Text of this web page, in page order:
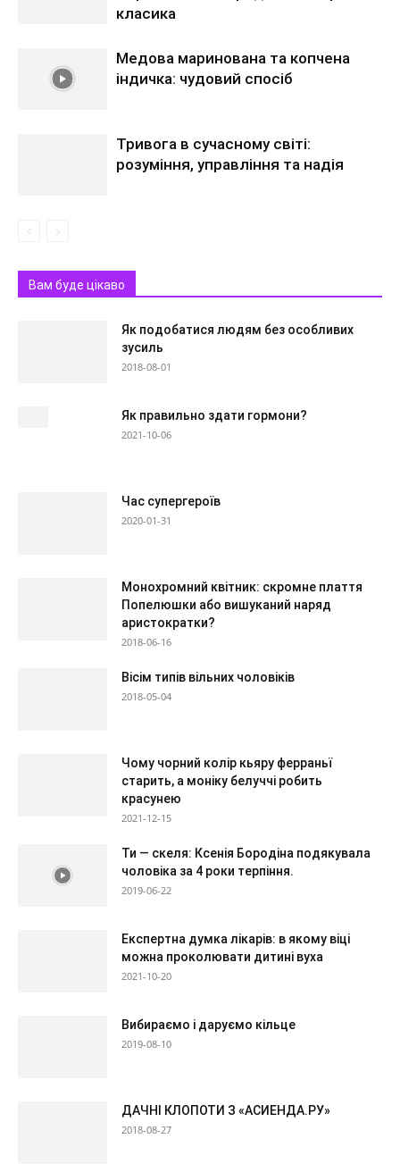
класика
Медова маринована та копчена
індичка: чудовий спосіб
Тривога в сучасному світі:
розуміння, управління та надія
Вам буде цікаво
Як подобатися людям без особливих
зусиль
2018-08-01
Як правильно здати гормони?
2021-10-06
Час супергероїв
2020-01-31
Монохромний квітник: скромне плаття
Попелюшки або вишуканий наряд
аристократки?
2018-06-16
Вісім типів вільних чоловіків
2018-05-04
Чому чорний колір кьяру ферраньї
старить, а моніку белуччі робить
красунею
2021-12-15
Ти — скеля: Ксенія Бородіна подякувала
чоловіка за 4 роки терпіння.
2019-06-22
Експертна думка лікарів: в якому віці
можна проколювати дитині вуха
2021-10-20
Вибираємо і даруємо кільце
2019-08-10
ДАЧНІ КЛОПОТИ З «АСИЕНДА.РУ»
2018-08-27